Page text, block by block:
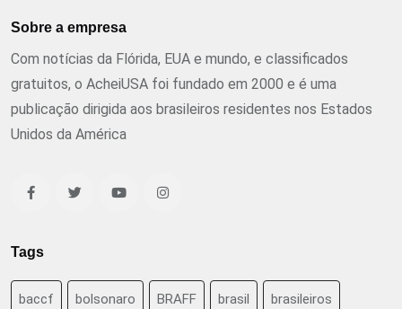
Sobre a empresa
Com notícias da Flórida, EUA e mundo, e classificados
gratuitos, o AcheiUSA foi fundado em 2000 e é uma
publicação dirigida aos brasileiros residentes nos Estados
Unidos da América
Tags
baccf bolsonaro BRAFF brasil brasileiros